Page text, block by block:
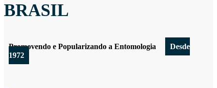
BRASIL
Promovendo e Popularizando a Entomologia
Desde
1972